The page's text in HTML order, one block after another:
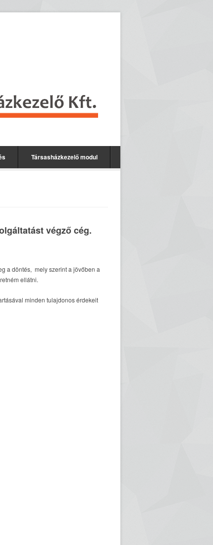
Társasházkezelő modul
végző cég.
a döntés, mely szerint a jövőben a
ellátni.
minden tulajdonos érdekeit